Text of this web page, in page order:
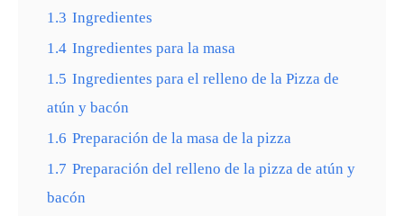
1.3 Ingredientes
1.4 Ingredientes para la masa
1.5 Ingredientes para el relleno de la Pizza de
atún y bacón
1.6 Preparación de la masa de la pizza
1.7 Preparación del relleno de la pizza de atún y
bacón